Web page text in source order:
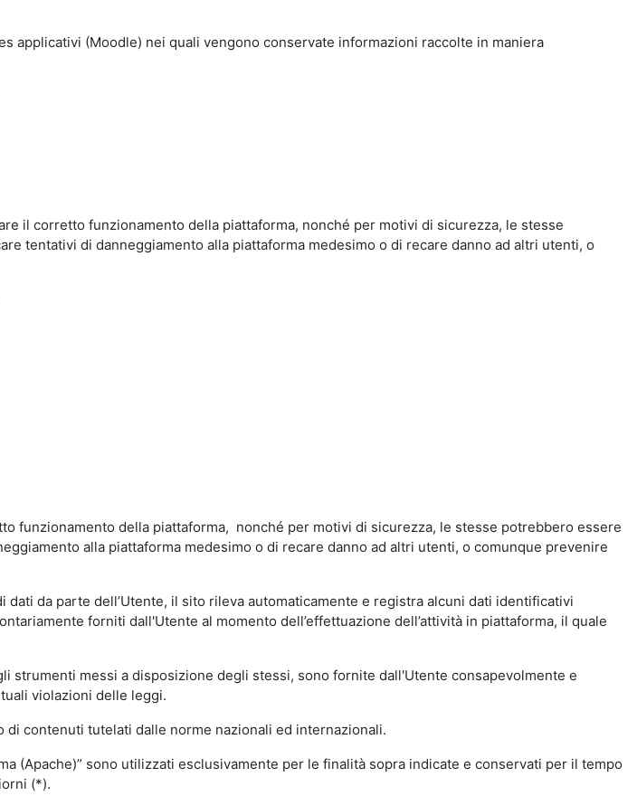
applicativi (Moodle) nei quali vengono conservate informazioni raccolte in maniera
il corretto funzionamento della piattaforma, nonché per motivi di sicurezza, le stesse
tentativi di danneggiamento alla piattaforma medesimo o di recare danno ad altri utenti, o
funzionamento della piattaforma, nonché per motivi di sicurezza, le stesse potrebbero essere
alla piattaforma medesimo o di recare danno ad altri utenti, o comunque prevenire
da parte dell’Utente, il sito rileva automaticamente e registra alcuni dati identificativi
forniti dall'Utente al momento dell’effettuazione dell’attività in piattaforma, il quale
messi a disposizione degli stessi, sono fornite dall'Utente consapevolmente e
violazioni delle leggi.
contenuti tutelati dalle norme nazionali ed internazionali.
(Apache)” sono utilizzati esclusivamente per le finalità sopra indicate e conservati per il tempo
(*).